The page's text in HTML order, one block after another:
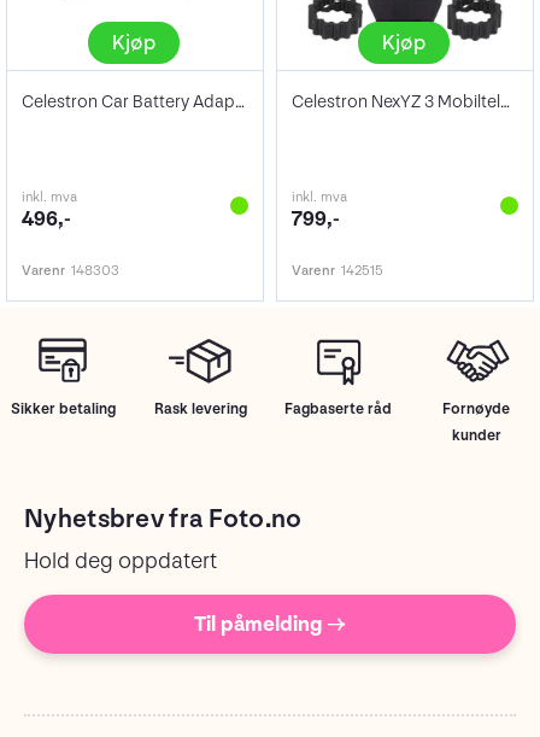
Kjøp
Celestron Car Battery Adapter
inkl. mva
496,-
Varenr 148303
Kjøp
Celestron NexYZ 3 Mobiltelefonadapter
inkl. mva
799,-
Varenr 142515
Sikker betaling Rask levering Fagbaserte råd
Fornøyde
kunder
Nyhetsbrev fra Foto.no
Hold deg oppdatert
Til påmelding →